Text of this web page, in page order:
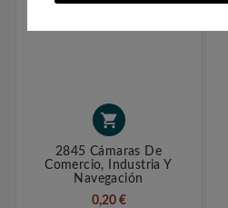

2845 Cámaras De
Comercio, Industria Y
Navegación
0,20 €